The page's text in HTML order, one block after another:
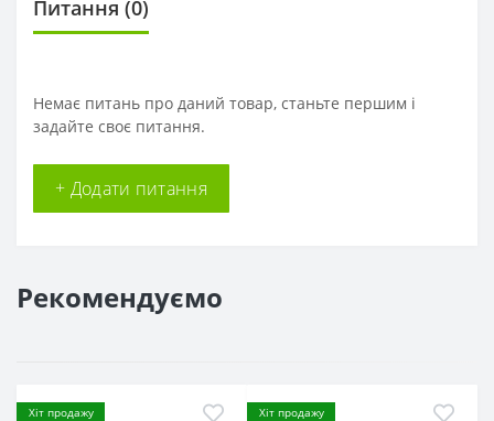
Питання (0)
Немає питань про даний товар, станьте першим і
задайте своє питання.
+ Додати питання
Рекомендуємо
Хіт продажу
Хіт продажу